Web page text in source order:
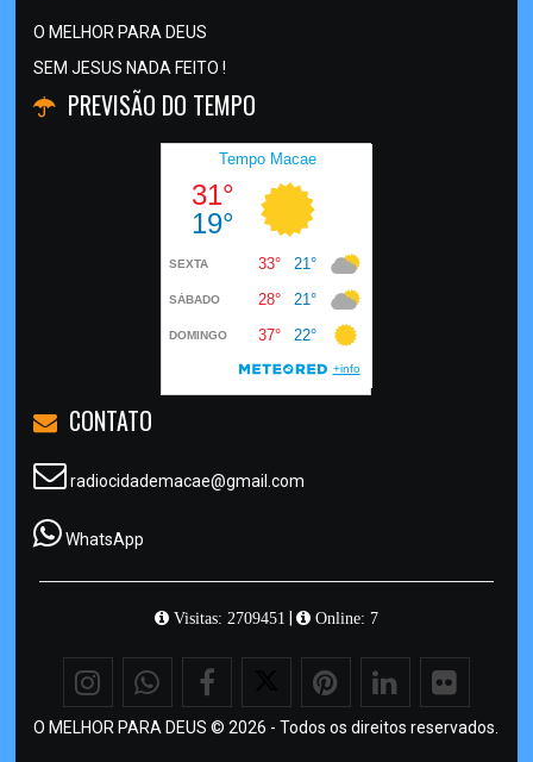
O MELHOR PARA DEUS
SEM JESUS NADA FEITO !
PREVISÃO DO TEMPO
CONTATO
radiocidademacae@gmail.com
WhatsApp
Visitas: 2709451 Online: 7
O MELHOR PARA DEUS © 2026 - Todos os direitos reservados.